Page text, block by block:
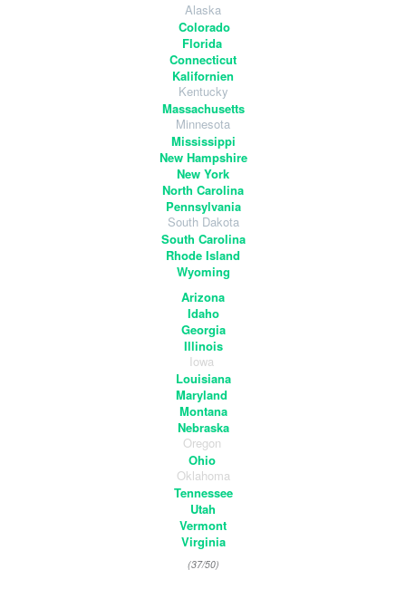
Alaska
Colorado
Florida
Connecticut
Kalifornien
Kentucky
Massachusetts
Minnesota
Mississippi
New Hampshire
New York
North Carolina
Pennsylvania
South Dakota
South Carolina
Rhode Island
Wyoming
Arizona
Idaho
Georgia
Illinois
Iowa
Louisiana
Maryland
Montana
Nebraska
Oregon
Ohio
Oklahoma
Tennessee
Utah
Vermont
Virginia
(37/50)